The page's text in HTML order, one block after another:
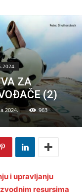
ZA
(2)
2024. 963
i upravljanju
resursima